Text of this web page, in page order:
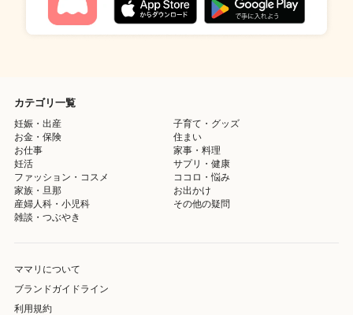
カテゴリ一覧
妊娠・出産
子育て・グッズ
お金・保険
住まい
お仕事
家事・料理
妊活
サプリ・健康
ファッション・コスメ
ココロ・悩み
家族・旦那
お出かけ
産婦人科・小児科
その他の疑問
雑談・つぶやき
ママリについて
ブランドガイドライン
利用規約